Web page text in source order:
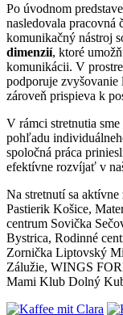
Po úvodnom
nasledovala
komunikačný nástroj
dimenzií, ktoré
komunikácii. V
podporuje zvyšovanie
zároveň prispieva k
V rámci stretnutia
pohľadu
spoločná práca
efektívne rozvíjať v
Na stretnutí sa
Pastierik Košice,
centrum Sovička
Bystrica, Rodinné
Zornička Liptovský
Zálužie, WINGS
Mami Klub Dolný